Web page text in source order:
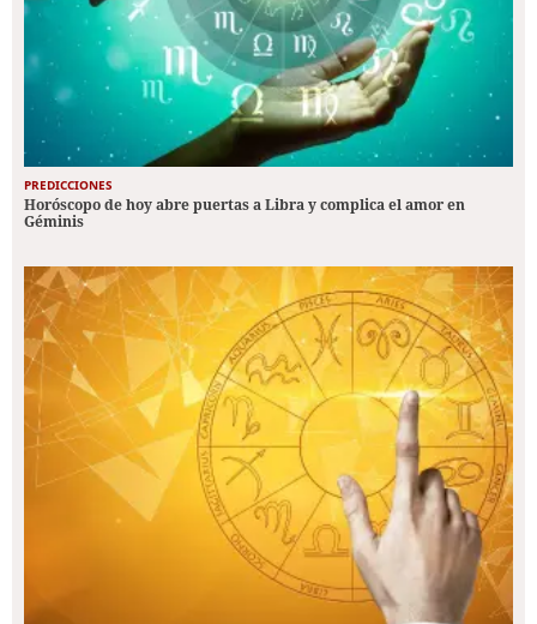
PREDICCIONES
Horóscopo de hoy abre puertas a Libra y complica el amor en
Géminis